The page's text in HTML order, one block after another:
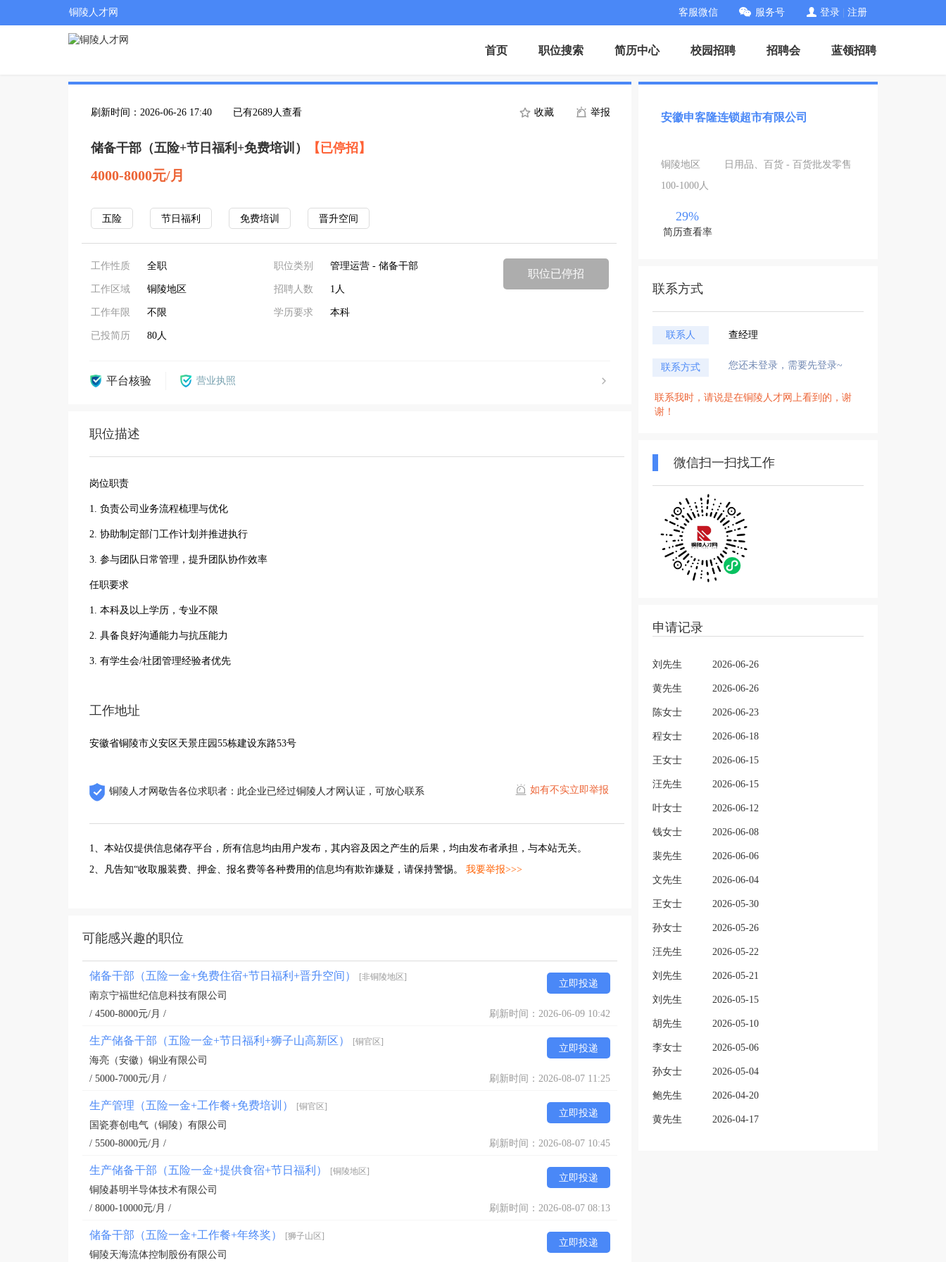
铜陵人才网 客服微信 服务号 登录 注册
首页 职位搜索 简历中心 校园招聘 招聘会 蓝领招聘
刷新时间：2026-06-26 17:40 已有2689人查看 收藏 举报
储备干部（五险+节日福利+免费培训） 【已停招】
4000-8000元/月
五险 节日福利 免费培训 晋升空间
工作性质 全职
工作区域 铜陵地区
工作年限 不限
已投简历 80人
职位类别 管理运营 - 储备干部
招聘人数 1人
学历要求 本科
职位已停招
平台核验 营业执照
职位描述
岗位职责
1. 负责公司业务流程梳理与优化
2. 协助制定部门工作计划并推进执行
3. 参与团队日常管理，提升团队协作效率
任职要求
1. 本科及以上学历，专业不限
2. 具备良好沟通能力与抗压能力
3. 有学生会/社团管理经验者优先
工作地址
安徽省铜陵市义安区天景庄园55栋建设东路53号
铜陵人才网敬告各位求职者：此企业已经过铜陵人才网认证，可放心联系 如有不实立即举报
1、本站仅提供信息储存平台，所有信息均由用户发布，其内容及因之产生的后果，均由发布者承担，与本站无关。
2、凡告知“收取服装费、押金、报名费等各种费用的信息均有欺诈嫌疑，请保持警惕。 我要举报>>>
可能感兴趣的职位
储备干部（五险一金+免费住宿+节日福利+晋升空间） [非铜陵地区]
立即投递
南京宁福世纪信息科技有限公司
/ 4500-8000元/月 /
刷新时间：2026-06-09 10:42
生产储备干部（五险一金+节日福利+狮子山高新区） [铜官区]
立即投递
海亮（安徽）铜业有限公司
/ 5000-7000元/月 /
刷新时间：2026-08-07 11:25
生产管理（五险一金+工作餐+免费培训） [铜官区]
立即投递
国瓷赛创电气（铜陵）有限公司
/ 5500-8000元/月 /
刷新时间：2026-08-07 10:45
生产储备干部（五险一金+提供食宿+节日福利） [铜陵地区]
立即投递
铜陵碁明半导体技术有限公司
/ 8000-10000元/月 /
刷新时间：2026-08-07 08:13
储备干部（五险一金+工作餐+年终奖） [狮子山区]
立即投递
铜陵天海流体控制股份有限公司
安徽申客隆连锁超市有限公司
铜陵地区
日用品、百货 - 百货批发零售
100-1000人
29%
简历查看率
联系方式
联系人 查经理
联系方式 您还未登录，需要先登录~
联系我时，请说是在铜陵人才网上看到的，谢
谢！
微信扫一扫找工作
申请记录
刘先生 2026-06-26
黄先生 2026-06-26
陈女士 2026-06-23
程女士 2026-06-18
王女士 2026-06-15
汪先生 2026-06-15
叶女士 2026-06-12
钱女士 2026-06-08
裴先生 2026-06-06
文先生 2026-06-04
王女士 2026-05-30
孙女士 2026-05-26
汪先生 2026-05-22
刘先生 2026-05-21
刘先生 2026-05-15
胡先生 2026-05-10
李女士 2026-05-06
孙女士 2026-05-04
鲍先生 2026-04-20
黄先生 2026-04-17